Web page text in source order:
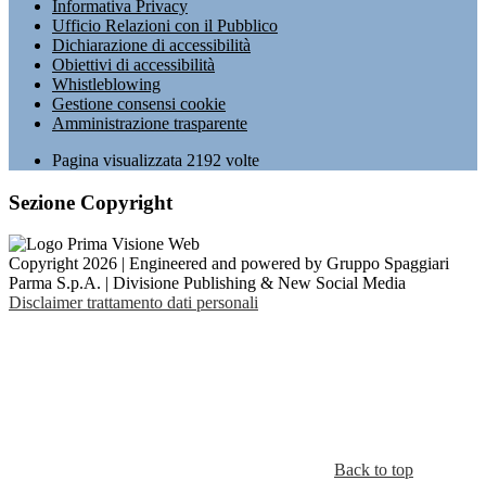
Informativa Privacy
Ufficio Relazioni con il Pubblico
Dichiarazione di accessibilità
Obiettivi di accessibilità
Whistleblowing
Gestione consensi cookie
Amministrazione trasparente
Pagina visualizzata 2192 volte
Sezione Copyright
Copyright 2026 | Engineered and powered by Gruppo Spaggiari
Parma S.p.A. | Divisione Publishing & New Social Media
Disclaimer trattamento dati personali
Back to top